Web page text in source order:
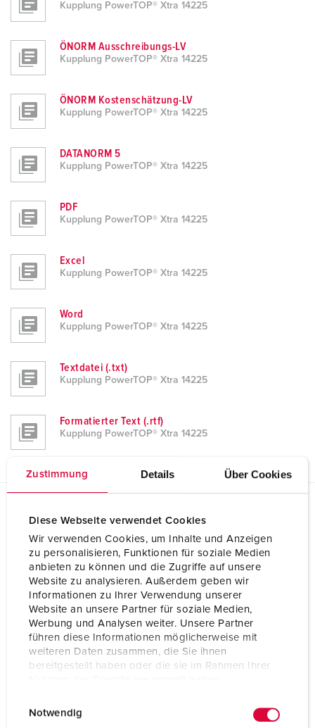
Zustimmung Details Über Cookies
Diese Webseite verwendet Cookies
Wir verwenden Cookies, um Inhalte und Anzeigen
zu personalisieren, Funktionen für soziale Medien
anbieten zu können und die Zugriffe auf unsere
Website zu analysieren. Außerdem geben wir
Informationen zu Ihrer Verwendung unserer
Website an unsere Partner für soziale Medien,
Werbung und Analysen weiter. Unsere Partner
führen diese Informationen möglicherweise mit
weiteren Daten zusammen, die Sie ihnen
bereitgestellt haben oder die sie im Rahmen Ihrer
Notwendig
Kupplung PowerTOP® Xtra 14225
ÖNORM Ausschreibungs-LV
Kupplung PowerTOP® Xtra 14225
ÖNORM Kostenschätzung-LV
Kupplung PowerTOP® Xtra 14225
DATANORM 5
Kupplung PowerTOP® Xtra 14225
PDF
Kupplung PowerTOP® Xtra 14225
Excel
Kupplung PowerTOP® Xtra 14225
Word
Kupplung PowerTOP® Xtra 14225
Textdatei (.txt)
Kupplung PowerTOP® Xtra 14225
Formatierter Text (.rtf)
Kupplung PowerTOP® Xtra 14225
Planungsdaten & Downloads
Kupplung PowerTOP® Xtra 14225
Produktinfoblatt
Kupplung PowerTOP® Xtra 14225
PDF, 108 KB
Konformitätserklärung
Kupplung PowerTOP® Xtra 14225
PDF, 62 KB
CAD-Daten STP
CAD-Daten 3D-DWG